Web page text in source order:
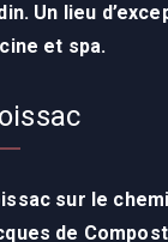
Un lieu
et spa.
sur le
de